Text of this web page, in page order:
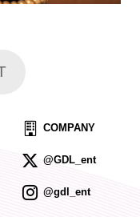
COMPANY
@GDL_ent
@gdl_ent